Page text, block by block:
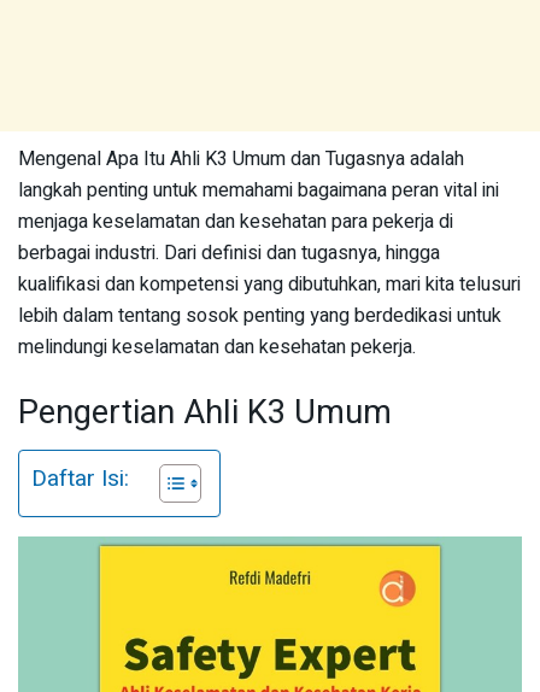
Mengenal Apa Itu Ahli K3 Umum dan Tugasnya adalah
langkah penting untuk memahami bagaimana peran vital ini
menjaga keselamatan dan kesehatan para pekerja di
berbagai industri. Dari definisi dan tugasnya, hingga
kualifikasi dan kompetensi yang dibutuhkan, mari kita telusuri
lebih dalam tentang sosok penting yang berdedikasi untuk
melindungi keselamatan dan kesehatan pekerja.
Pengertian Ahli K3 Umum
Daftar Isi: